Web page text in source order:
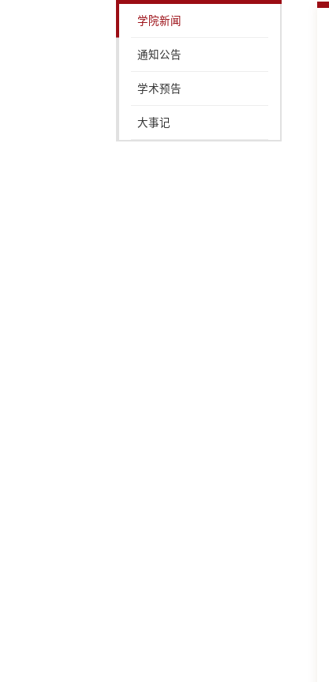
学院新闻
通知公告
学术预告
大事记